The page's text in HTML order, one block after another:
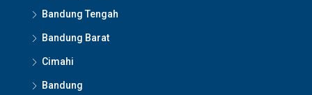
Bandung Tengah
Bandung Barat
Cimahi
Bandung